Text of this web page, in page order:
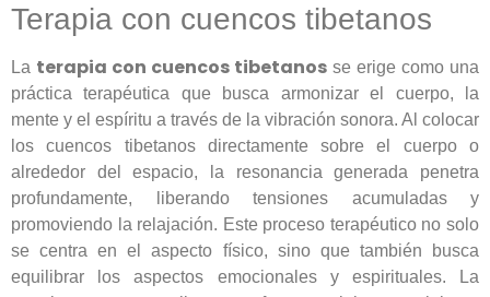
Terapia con cuencos tibetanos
La terapia con cuencos tibetanos se erige como una
práctica terapéutica que busca armonizar el cuerpo, la
mente y el espíritu a través de la vibración sonora. Al colocar
los cuencos tibetanos directamente sobre el cuerpo o
alrededor del espacio, la resonancia generada penetra
profundamente, liberando tensiones acumuladas y
promoviendo la relajación. Este proceso terapéutico no solo
se centra en el aspecto físico, sino que también busca
equilibrar los aspectos emocionales y espirituales. La